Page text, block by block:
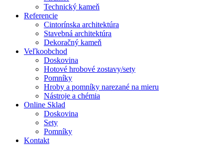
Technický kameň
Referencie
Cintorínska architektúra
Stavebná architektúra
Dekoračný kameň
Veľkoobchod
Doskovina
Hotové hrobové zostavy/sety
Pomníky
Hroby a pomníky narezané na mieru
Nástroje a chémia
Online Sklad
Doskovina
Sety
Pomníky
Kontakt